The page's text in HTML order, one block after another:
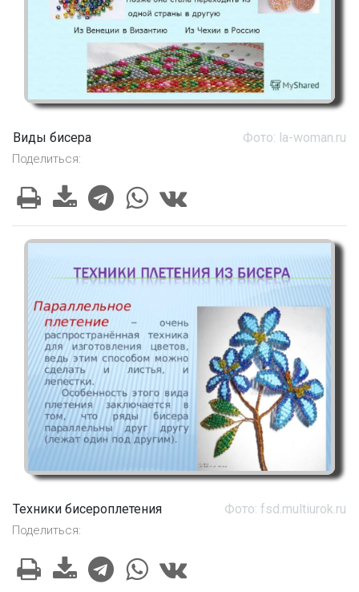
Виды бисера Фото: la-woman.ru
Поделиться:
Техники бисероплетения Фото: fsd.multiurok.ru
Поделиться: